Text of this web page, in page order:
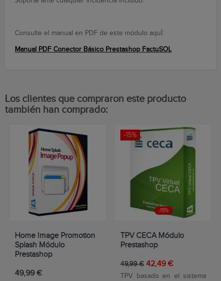
Consulte el manual en PDF de este módulo aquÍ:
Manual PDF Conector Básico Prestashop FactuSOL
Los clientes que compraron este producto
también han comprado:
Home Image Promotion
Splash Módulo
Prestashop
49,99 €
-15%
-15%
TPV CECA Módulo
Prestashop
49,99 € 42,49 €
TPV basado en el sistema